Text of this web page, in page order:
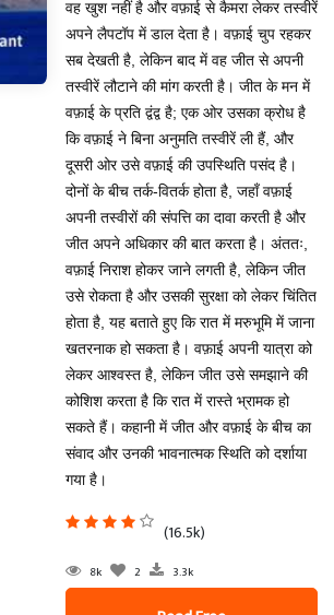
वह खुश नहीं है और वफ़ाई से कैमरा लेकर तस्वीरें
अपने लैपटॉप में डाल देता है। वफ़ाई चुप रहकर
सब देखती है, लेकिन बाद में वह जीत से अपनी
तस्वीरें लौटाने की मांग करती है। जीत के मन में
वफ़ाई के प्रति द्वंद्व है; एक ओर उसका क्रोध है
कि वफ़ाई ने बिना अनुमति तस्वीरें ली हैं, और
दूसरी ओर उसे वफ़ाई की उपस्थिति पसंद है।
दोनों के बीच तर्क-वितर्क होता है, जहाँ वफ़ाई
अपनी तस्वीरों की संपत्ति का दावा करती है और
जीत अपने अधिकार की बात करता है। अंततः,
वफ़ाई निराश होकर जाने लगती है, लेकिन जीत
उसे रोकता है और उसकी सुरक्षा को लेकर चिंतित
होता है, यह बताते हुए कि रात में मरुभूमि में जाना
खतरनाक हो सकता है। वफ़ाई अपनी यात्रा को
लेकर आश्वस्त है, लेकिन जीत उसे समझाने की
कोशिश करता है कि रात में रास्ते भ्रामक हो
सकते हैं। कहानी में जीत और वफ़ाई के बीच का
संवाद और उनकी भावनात्मक स्थिति को दर्शाया
गया है।
(16.5k)
8k 2 3.3k